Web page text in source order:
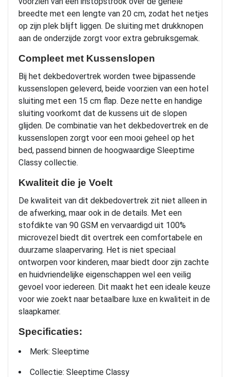
breedte met een lengte van 20 cm, zodat het netjes
op zijn plek blijft liggen. De sluiting met drukknopen
aan de onderzijde zorgt voor extra gebruiksgemak.
Compleet met Kussenslopen
Bij het dekbedovertrek worden twee bijpassende
kussenslopen geleverd, beide voorzien van een hotel
sluiting met een 15 cm flap. Deze nette en handige
sluiting voorkomt dat de kussens uit de slopen
glijden. De combinatie van het dekbedovertrek en de
kussenslopen zorgt voor een mooi geheel op het
bed, passend binnen de hoogwaardige Sleeptime
Classy collectie.
Kwaliteit die je Voelt
De kwaliteit van dit dekbedovertrek zit niet alleen in
de afwerking, maar ook in de details. Met een
stofdikte van 90 GSM en vervaardigd uit 100%
microvezel biedt dit overtrek een comfortabele en
duurzame slaapervaring. Het is niet speciaal
ontworpen voor kinderen, maar biedt door zijn zachte
en huidvriendelijke eigenschappen wel een veilig
gevoel voor iedereen. Dit maakt het een ideale keuze
voor wie zoekt naar betaalbare luxe en kwaliteit in de
slaapkamer.
Specificaties:
Merk: Sleeptime
Collectie: Sleeptime Classy